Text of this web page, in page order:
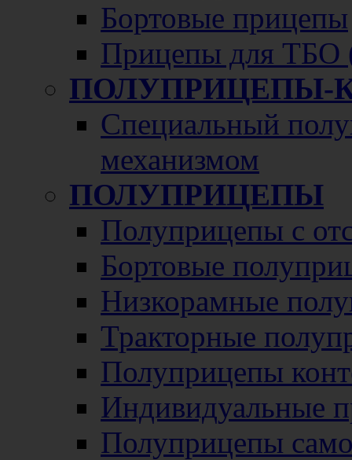
Бортовые прицепы
Прицепы для ТБО
ПОЛУПРИЦЕПЫ-
Специальный
механизмом
ПОЛУПРИЦЕПЫ
Полуприцепы с
Бортовые
Низкорамные
Тракторные
Полуприцепы
Индивидуальные
Полуприцепы